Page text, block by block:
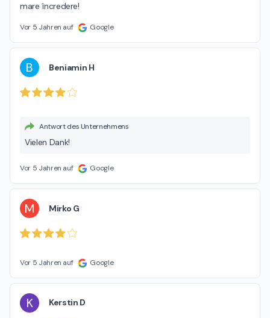
mare încredere!
Vor 5 Jahren auf Google
B Beniamin H
Antwort des Unternehmens
Vielen Dank!
Vor 5 Jahren auf Google
M Mirko G
Vor 5 Jahren auf Google
K Kerstin D